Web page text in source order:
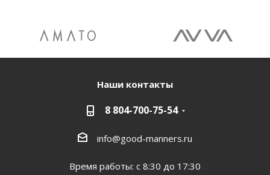
Наши контакты
8 804-700-75-54
info@good-manners.ru
Время работы: с 8:30 до 17:30